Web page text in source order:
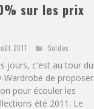
sur les prix
2011 Soldes
jours, c'est au tour du
Wardrobe de proposer
pour écouler les
été 2011. Le